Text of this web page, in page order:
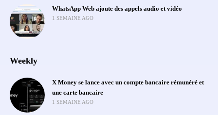
WhatsApp Web ajoute des appels audio et vidéo
1 SEMAINE AGO
Weekly
X Money se lance avec un compte bancaire rémunéré et
une carte bancaire
1 SEMAINE AGO